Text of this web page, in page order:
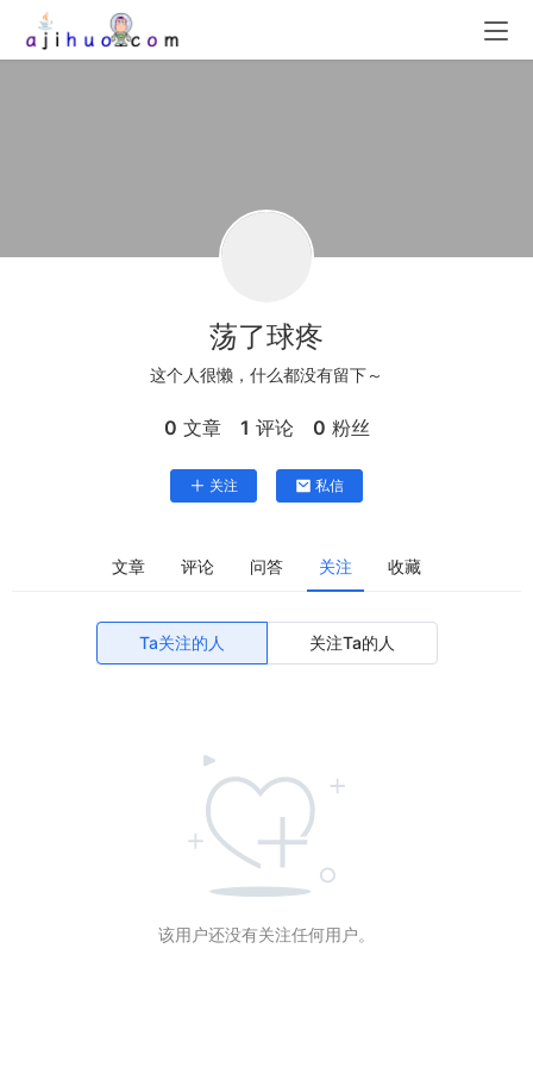
荡了球疼
这个人很懒，什么都没有留下～
0 文章 1 评论 0 粉丝
关注 私信
文章 评论 问答 关注 收藏
Ta关注的人 关注Ta的人
该用户还没有关注任何用户。